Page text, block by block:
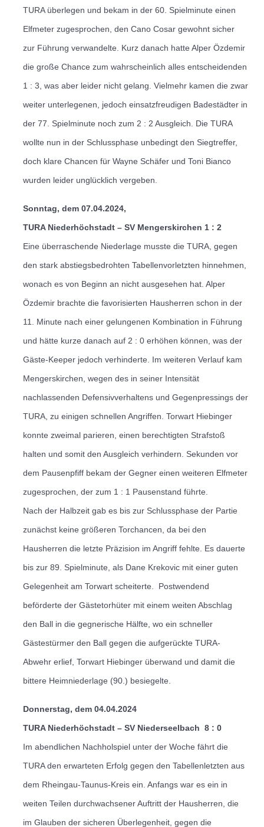
TURA überlegen und bekam in der 60. Spielminute einen
Elfmeter zugesprochen, den Cano Cosar gewohnt sicher
zur Führung verwandelte. Kurz danach hatte Alper Özdemir
die große Chance zum wahrscheinlich alles entscheidenden
1 : 3, was aber leider nicht gelang. Vielmehr kamen die zwar
weiter unterlegenen, jedoch einsatzfreudigen Badestädter in
der 77. Spielminute noch zum 2 : 2 Ausgleich. Die TURA
wollte nun in der Schlussphase unbedingt den Siegtreffer,
doch klare Chancen für Wayne Schäfer und Toni Bianco
wurden leider unglücklich vergeben.
Sonntag, dem 07.04.2024,
TURA Niederhöchstadt – SV Mengerskirchen 1 : 2
Eine überraschende Niederlage musste die TURA, gegen
den stark abstiegsbedrohten Tabellenvorletzten hinnehmen,
wonach es von Beginn an nicht ausgesehen hat. Alper
Özdemir brachte die favorisierten Hausherren schon in der
11. Minute nach einer gelungenen Kombination in Führung
und hätte kurze danach auf 2 : 0 erhöhen können, was der
Gäste-Keeper jedoch verhinderte. Im weiteren Verlauf kam
Mengerskirchen, wegen des in seiner Intensität
nachlassenden Defensivverhaltens und Gegenpressings der
TURA, zu einigen schnellen Angriffen. Torwart Hiebinger
konnte zweimal parieren, einen berechtigten Strafstoß
halten und somit den Ausgleich verhindern. Sekunden vor
dem Pausenpfiff bekam der Gegner einen weiteren Elfmeter
zugesprochen, der zum 1 : 1 Pausenstand führte.
Nach der Halbzeit gab es bis zur Schlussphase der Partie
zunächst keine größeren Torchancen, da bei den
Hausherren die letzte Präzision im Angriff fehlte. Es dauerte
bis zur 89. Spielminute, als Dane Krekovic mit einer guten
Gelegenheit am Torwart scheiterte. Postwendend
beförderte der Gästetorhüter mit einem weiten Abschlag
den Ball in die gegnerische Hälfte, wo ein schneller
Gästestürmer den Ball gegen die aufgerückte TURA-
Abwehr erlief, Torwart Hiebinger überwand und damit die
bittere Heimniederlage (90.) besiegelte.
Donnerstag, dem 04.04.2024
TURA Niederhöchstadt – SV Niederseelbach 8 : 0
Im abendlichen Nachholspiel unter der Woche fährt die
TURA den erwarteten Erfolg gegen den Tabellenletzten aus
dem Rheingau-Taunus-Kreis ein. Anfangs war es ein in
weiten Teilen durchwachsener Auftritt der Hausherren, die
im Glauben der sicheren Überlegenheit, gegen die